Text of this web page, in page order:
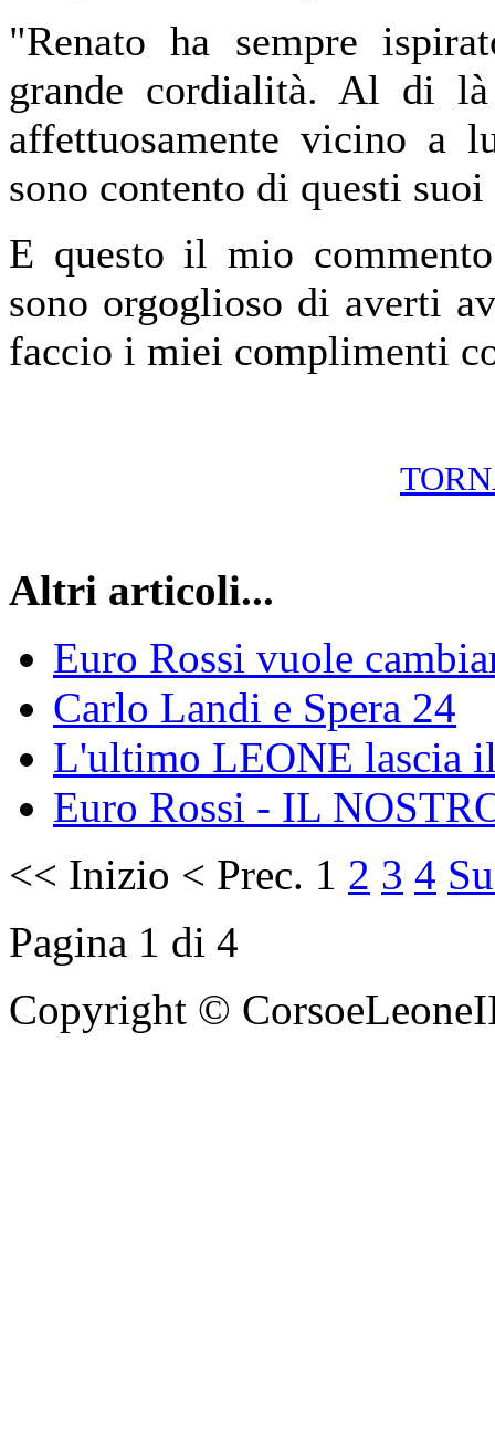
"Renato ha sempre
grande cordialità. Al di
affettuosamente vicino a
sono contento di questi suoi
E questo il mio
sono orgoglioso di averti
faccio i miei complimenti
Altri articoli...
Euro Rossi vuole
Carlo Landi e Spera 24
L'ultimo LEONE lascia
Euro Rossi - IL
<< Inizio < Prec. 1 2 3 4
Pagina 1 di 4
Copyright ©